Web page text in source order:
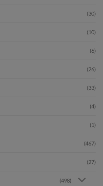
(30)
(10)
(6)
(26)
(33)
(4)
(1)
(467)
(27)
(498)